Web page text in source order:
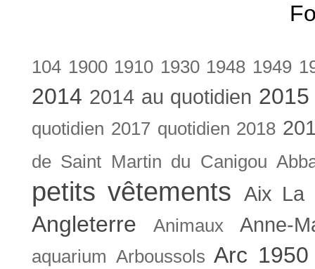
104 1900 1910 1930 1948 1949
2014 2014 au quotidien
quotidien 2017 quotidien 2018
de Saint Martin du Canigou
petits vêtements Aix La
Angleterre Animaux Anne-
aquarium Arboussols Arc 1950